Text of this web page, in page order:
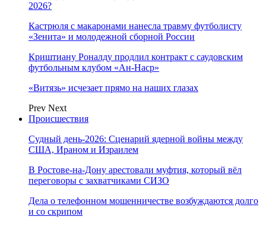
2026?
Кастрюля с макаронами нанесла травму футболисту
«Зенита» и молодежной сборной России
Криштиану Роналду продлил контракт с саудовским
футбольным клубом «Ан-Наср»
«Витязь» исчезает прямо на наших глазах
Prev Next
Происшествия
Судный день-2026: Сценарий ядерной войны между
США, Ираном и Израилем
В Ростове-на-Дону арестовали муфтия, который вёл
переговоры с захватчиками СИЗО
Дела о телефонном мошенничестве возбуждаются долго
и со скрипом